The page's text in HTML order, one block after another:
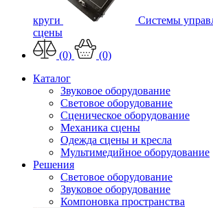
круги
Системы
сцены
(0)
(0)
Каталог
Звуковое оборудование
Световое оборудование
Сценическое оборудование
Механика сцены
Одежда сцены и кресла
Мультимедийное оборудование
Решения
Световое оборудование
Звуковое оборудование
Компоновка пространства